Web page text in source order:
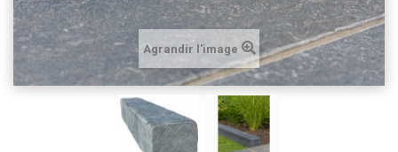
Agrandir l'image